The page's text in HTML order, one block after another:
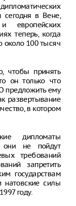
сегодня в Вене,
европейских
теперь, когда
около 100 тысяч
чтобы принять
он только что
предложить ему
развертывание
в котором
дипломаты
они не пойдут
требований
запретить
государствам
натовские силы
году.